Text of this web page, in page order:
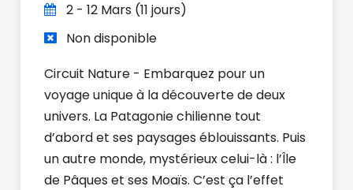
2 - 12 Mars (11 jours)
Non disponible
Circuit Nature - Embarquez pour un
voyage unique à la découverte de deux
univers. La Patagonie chilienne tout
d’abord et ses paysages éblouissants. Puis
un autre monde, mystérieux celui-là : l’Île
de Pâques et ses Moaïs. C’est ça l’effet